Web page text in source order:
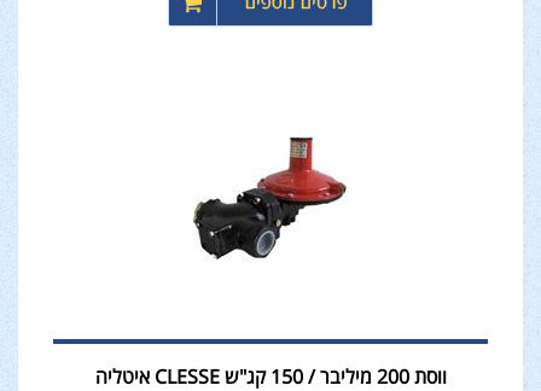
ווסת 200 מיליבר / 150 קג"ש CLESSE איטליה